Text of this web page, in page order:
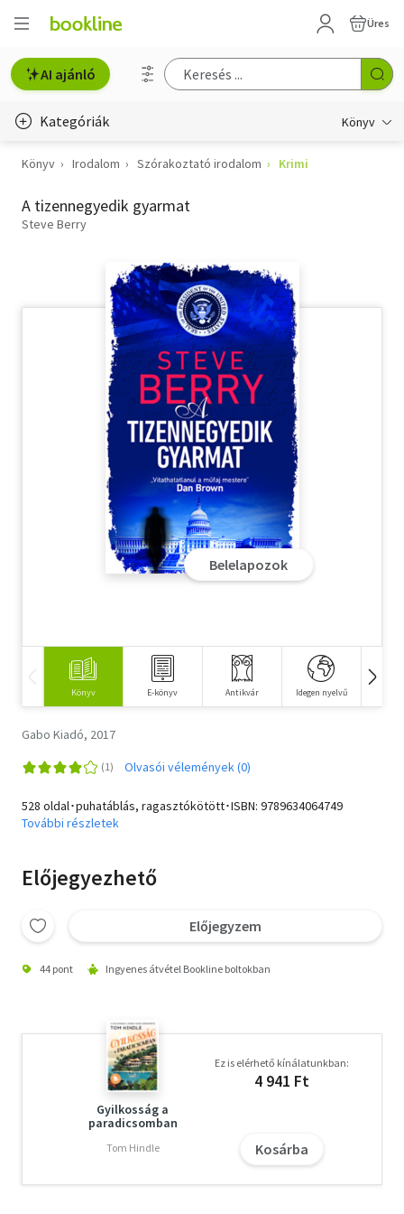
Üres
AI ajánló
Kategóriák Könyv
Életmód, egészség
Erotika
Hobbi, szabadidő
Szótár, nyelvkönyv
Tankönyv, segédkönyv
Társadalomtudomány
Természettudomány
Könyv Irodalom Szórakoztató irodalom Krimi
A tizennegyedik gyarmat
Steve Berry
Belelapozok
Könyv E-könyv Antikvár Idegen nyelvű
Gabo Kiadó, 2017
Olvasói vélemények (0)
528 oldal･puhatáblás, ragasztókötött･ISBN: 9789634064749
További részletek
Előjegyezhető
Előjegyzem
44 pont Ingyenes átvétel Bookline boltokban
Gyilkosság a
paradicsomban
Tom Hindle
Ez is elérhető kínálatunkban:
4 941 Ft
Kosárba